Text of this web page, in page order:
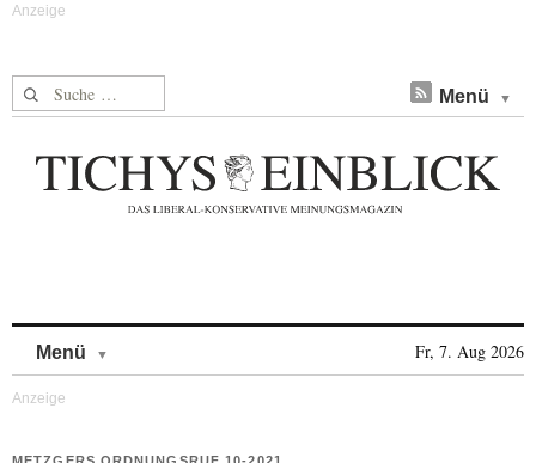
Suche nach: Menü
Menü Fr, 7. Aug 2026